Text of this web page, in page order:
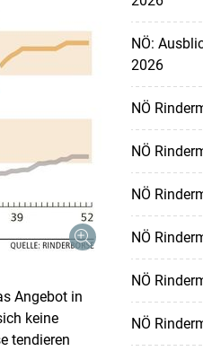
Angebot in
keine
tendieren
NÖ:
2026
NÖ
NÖ
NÖ
NÖ
NÖ
NÖ